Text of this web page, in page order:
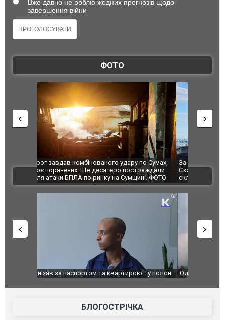
Вже давно не роблю жодних прогнозів щодо
завершення війни
ФОТО
За 2000 кілометрів від кордону з Україною: в
Єкатеринбурзі після атаки дронів загорівся
склад Wildberries. ФОТО. ВІДЕО
"Мої
ВІДЕО
Одесу накрила потужна злива з градом та
ураганним вітром
Вже
БЛОГОСТРІЧКА